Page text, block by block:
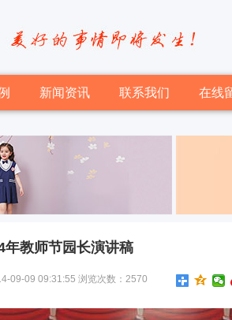
新闻资讯 联系我们 在线
年教师节园长演讲稿
09-09 09:31:55 浏览次数：2570